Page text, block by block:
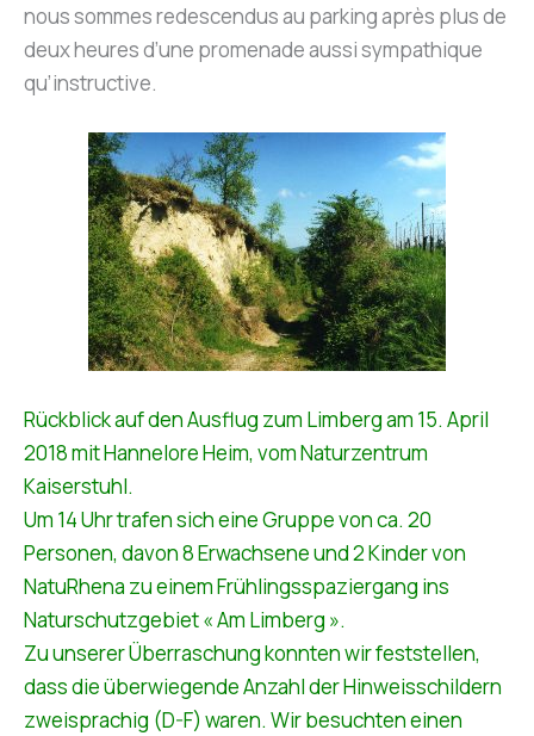
nous sommes redescendus au parking après plus de
deux heures d’une promenade aussi sympathique
qu’instructive.
Rückblick auf den Ausflug zum Limberg am 15. April
2018 mit Hannelore Heim, vom Naturzentrum
Kaiserstuhl.
Um 14 Uhr trafen sich eine Gruppe von ca. 20
Personen, davon 8 Erwachsene und 2 Kinder von
NatuRhena zu einem Frühlingsspaziergang ins
Naturschutzgebiet « Am Limberg ».
Zu unserer Überraschung konnten wir feststellen,
dass die überwiegende Anzahl der Hinweisschildern
zweisprachig (D-F) waren. Wir besuchten einen